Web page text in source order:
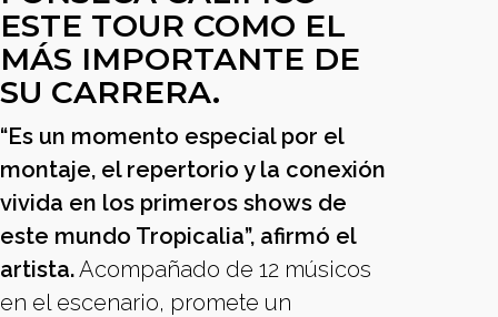
ESTE TOUR COMO EL
MÁS IMPORTANTE DE
SU CARRERA.
“Es un momento especial por el
montaje, el repertorio y la conexión
vivida en los primeros shows de
este mundo Tropicalia”, afirmó el
artista.Acompañado de 12 músicos
en el escenario, promete un